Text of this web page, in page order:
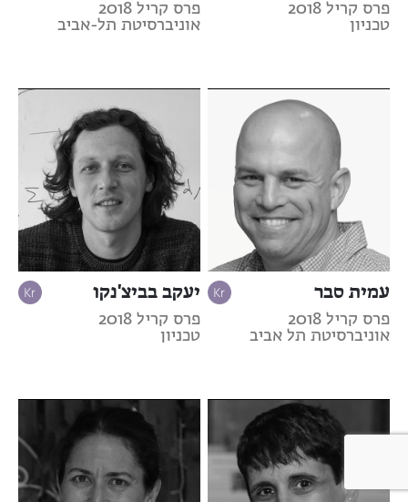
פרס קריל 2018
טכניון
פרס קריל 2018
אוניברסיטת תל-אביב
עמית סבר
פרס קריל 2018
אוניברסיטת תל אביב
יעקב בביצ'נקו
פרס קריל 2018
טכניון